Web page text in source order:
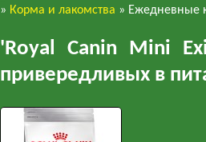
» Корма и лакомства » Ежедневные
'Royal Canin Mini
привередливых в